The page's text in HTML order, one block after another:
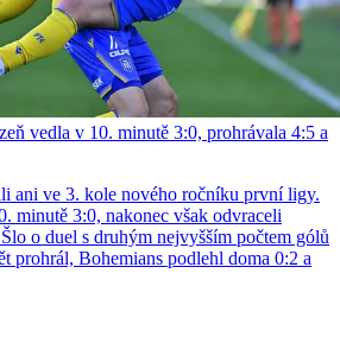
vedla v 10. minutě 3:0, prohrávala 4:5 a
ani ve 3. kole nového ročníku první ligy.
minutě 3:0, nakonec však odvraceli
o duel s druhým nejvyšším počtem gólů
prohrál, Bohemians podlehl doma 0:2 a